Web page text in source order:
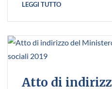
LEGGI TUTTO
Atto di